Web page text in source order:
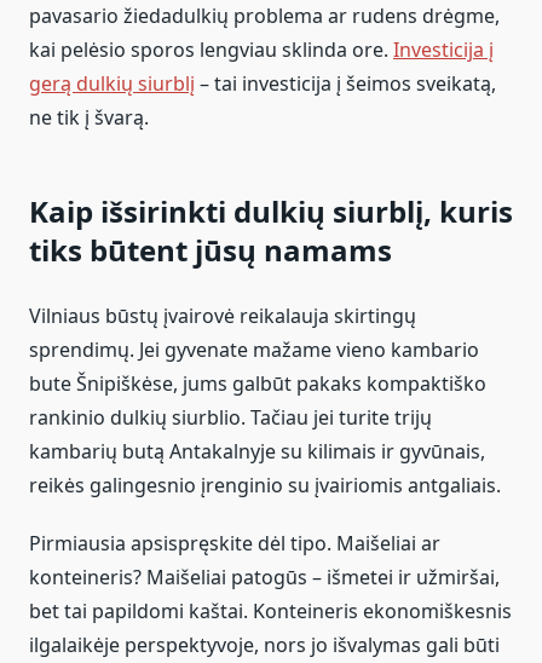
pavasario žiedadulkių problema ar rudens drėgme,
kai pelėsio sporos lengviau sklinda ore. Investicija į
gerą dulkių siurblį – tai investicija į šeimos sveikatą,
ne tik į švarą.
Kaip išsirinkti dulkių siurblį, kuris
tiks būtent jūsų namams
Vilniaus būstų įvairovė reikalauja skirtingų
sprendimų. Jei gyvenate mažame vieno kambario
bute Šnipiškėse, jums galbūt pakaks kompaktiško
rankinio dulkių siurblio. Tačiau jei turite trijų
kambarių butą Antakalnyje su kilimais ir gyvūnais,
reikės galingesnio įrenginio su įvairiomis antgaliais.
Pirmiausia apsispręskite dėl tipo. Maišeliai ar
konteineris? Maišeliai patogūs – išmetei ir užmiršai,
bet tai papildomi kaštai. Konteineris ekonomiškesnis
ilgalaikėje perspektyvoje, nors jo išvalymas gali būti